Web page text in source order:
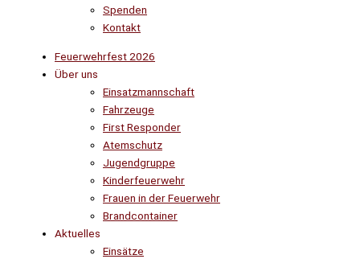
Spenden
Kontakt
Feuerwehrfest 2026
Über uns
Einsatzmannschaft
Fahrzeuge
First Responder
Atemschutz
Jugendgruppe
Kinderfeuerwehr
Frauen in der Feuerwehr
Brandcontainer
Aktuelles
Einsätze